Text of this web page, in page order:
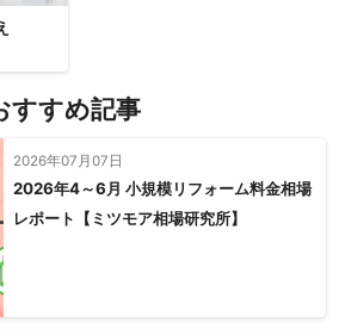
すすめ記事
2026年07月07日
2026年4～6月 小規模リフォーム料金相場
レポート【ミツモア相場研究所】